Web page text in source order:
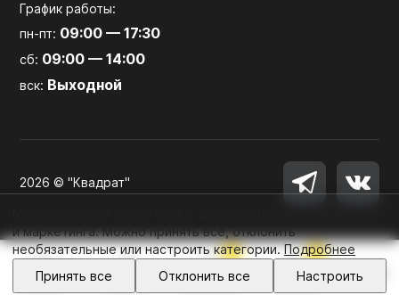
Главная Каталог Избранное
0
Корзина
0
Войти
График работы:
пн-пт: 09:00 — 17:30
сб: 09:00 — 14:00
вск: Выходной
2026 © "Квадрат"
и маркетинга. Можно принять все, отклонить
необязательные или настроить категории.Подробнее
Принять все
Отклонить все Настроить